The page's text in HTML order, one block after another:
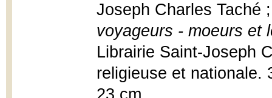
Joseph Charles Taché
voyageurs - moeurs et
Librairie Saint-Joseph
religieuse et nationale.
23 cm.